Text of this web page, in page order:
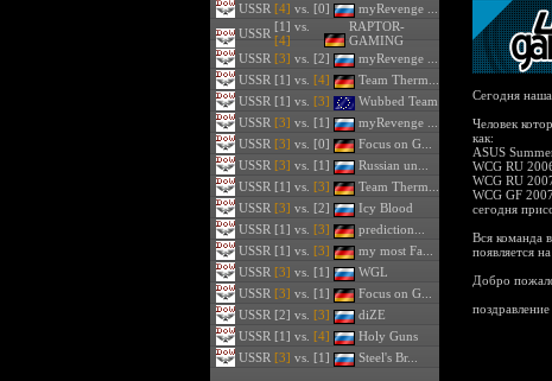
USSR [4] vs. [0]
myRevenge ...
USSR [1] vs.
[4]
RAPTOR-
GAMING
USSR [3] vs. [2]
myRevenge ...
USSR [1] vs. [4]
Team Therm...
USSR [1] vs. [3]
Wubbed Team
USSR [3] vs. [1]
myRevenge ...
USSR [3] vs. [0]
Focus on G...
USSR [3] vs. [1]
Russian un...
USSR [1] vs. [3]
Team Therm...
USSR [3] vs. [2]
Icy Blood
USSR [1] vs. [3]
prediction...
USSR [1] vs. [3]
my most Fa...
USSR [3] vs. [1]
WGL
USSR [3] vs. [1]
Focus on G...
USSR [2] vs. [3]
diZE
USSR [1] vs. [4]
Holy Guns
USSR [3] vs. [1] Steel's Br...
Сегодня
Человек
как:
ASUS
WCG RU
WCG RU
WCG GF
сегодня
Вся команда
появляется
Добро
поздравление